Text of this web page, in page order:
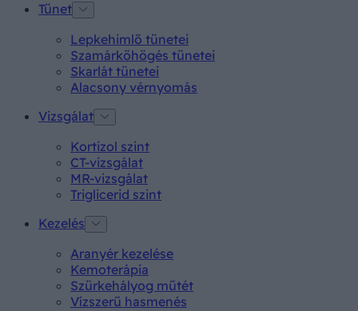
Tünet
Lepkehimlő tünetei
Szamárköhögés tünetei
Skarlát tünetei
Alacsony vérnyomás
Vizsgálat
Kortizol szint
CT-vizsgálat
MR-vizsgálat
Triglicerid szint
Kezelés
Aranyér kezelése
Kemoterápia
Szürkehályog műtét
Vízszerű hasmenés